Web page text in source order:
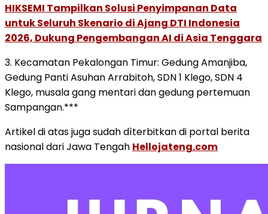
HIKSEMI Tampilkan Solusi Penyimpanan Data
untuk Seluruh Skenario di Ajang DTI Indonesia
2026, Dukung Pengembangan AI di Asia Tenggara
3. Kecamatan Pekalongan Timur: Gedung Amanjiba,
Gedung Panti Asuhan Arrabitoh, SDN 1 Klego, SDN 4
Klego, musala gang mentari dan gedung pertemuan
Sampangan.***
Artikel di atas juga sudah dìterbitkan di portal berita
nasional dari Jawa Tengah Hellojateng.com